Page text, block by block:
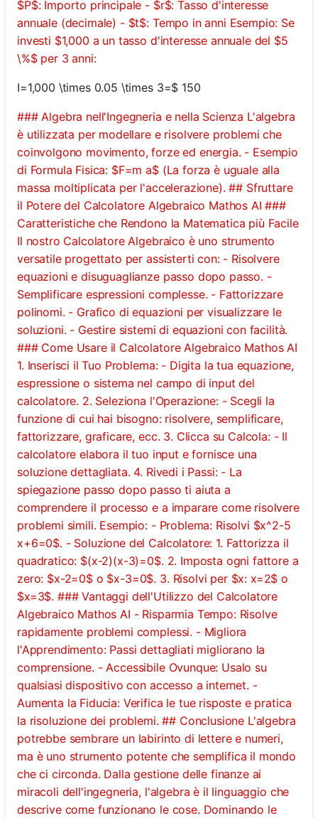
Prima
$P$: Importo principale - $r$: Tasso d'interesse
annuale (decimale) - $t$: Tempo in anni Esempio: Se
investi $1,000 a un tasso d'interesse annuale del $5
\%$ per 3 anni:
I=1,000 \times 0.05 \times 3=$ 150
### Algebra nell'Ingegneria e nella Scienza L'algebra
è utilizzata per modellare e risolvere problemi che
coinvolgono movimento, forze ed energia. - Esempio
di Formula Fisica: $F=m a$ (La forza è uguale alla
massa moltiplicata per l'accelerazione). ## Sfruttare
il Potere del Calcolatore Algebraico Mathos AI ###
Caratteristiche che Rendono la Matematica più Facile
Il nostro Calcolatore Algebraico è uno strumento
versatile progettato per assisterti con: - Risolvere
equazioni e disuguaglianze passo dopo passo. -
Semplificare espressioni complesse. - Fattorizzare
polinomi. - Grafico di equazioni per visualizzare le
soluzioni. - Gestire sistemi di equazioni con facilità.
### Come Usare il Calcolatore Algebraico Mathos AI
1. Inserisci il Tuo Problema: - Digita la tua equazione,
espressione o sistema nel campo di input del
calcolatore. 2. Seleziona l'Operazione: - Scegli la
funzione di cui hai bisogno: risolvere, semplificare,
fattorizzare, graficare, ecc. 3. Clicca su Calcola: - Il
calcolatore elabora il tuo input e fornisce una
soluzione dettagliata. 4. Rivedi i Passi: - La
spiegazione passo dopo passo ti aiuta a
comprendere il processo e a imparare come risolvere
problemi simili. Esempio: - Problema: Risolvi $x^2-5
x+6=0$. - Soluzione del Calcolatore: 1. Fattorizza il
quadratico: $(x-2)(x-3)=0$. 2. Imposta ogni fattore a
zero: $x-2=0$ o $x-3=0$. 3. Risolvi per $x: x=2$ o
$x=3$. ### Vantaggi dell'Utilizzo del Calcolatore
Algebraico Mathos AI - Risparmia Tempo: Risolve
rapidamente problemi complessi. - Migliora
l'Apprendimento: Passi dettagliati migliorano la
comprensione. - Accessibile Ovunque: Usalo su
qualsiasi dispositivo con accesso a internet. -
Aumenta la Fiducia: Verifica le tue risposte e pratica
la risoluzione dei problemi. ## Conclusione L'algebra
potrebbe sembrare un labirinto di lettere e numeri,
ma è uno strumento potente che semplifica il mondo
che ci circonda. Dalla gestione delle finanze ai
miracoli dell'ingegneria, l'algebra è il linguaggio che
descrive come funzionano le cose. Dominando le